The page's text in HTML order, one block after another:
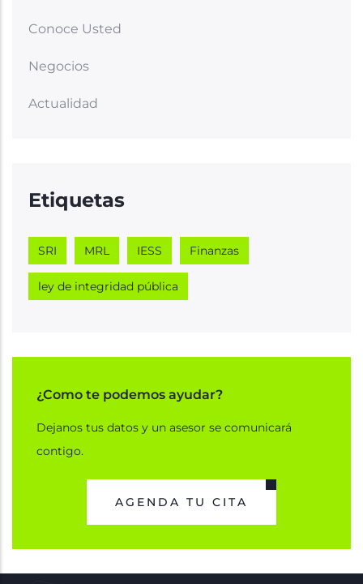
Conoce Usted
Negocios
Actualidad
Etiquetas
SRI MRL IESS Finanzas
ley de integridad pública
¿Como te podemos ayudar?
Dejanos tus datos y un asesor se comunicará
contigo.
AGENDA TU CITA